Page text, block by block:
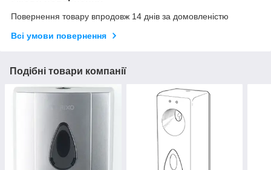
Повернення товару впродовж 14 днів за домовленістю
Всі умови повернення
Подібні товари компанії